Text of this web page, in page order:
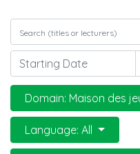
Domain: Maison des
Language: All